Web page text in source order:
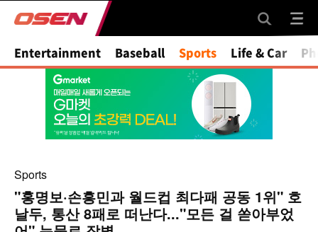
Mute
Entertainment Baseball Sports Life & Car
Sports
"홍명보·손흥민과 월드컵 최다패 공동 1위" 호
날두, 통산 8패로 떠난다..."모든 걸 쏟아부었